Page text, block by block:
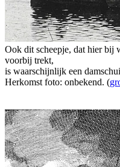
Ook dit scheepje, dat hier bij
voorbij trekt,
is waarschijnlijk een
Herkomst foto: onbekend. (